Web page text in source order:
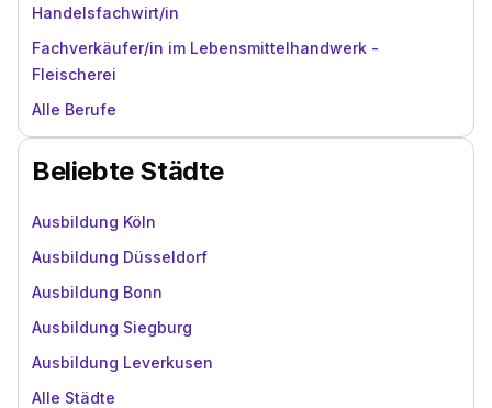
Handelsfachwirt/in
Fachverkäufer/in im Lebensmittelhandwerk -
Fleischerei
Alle Berufe
Beliebte Städte
Ausbildung Köln
Ausbildung Düsseldorf
Ausbildung Bonn
Ausbildung Siegburg
Ausbildung Leverkusen
Alle Städte